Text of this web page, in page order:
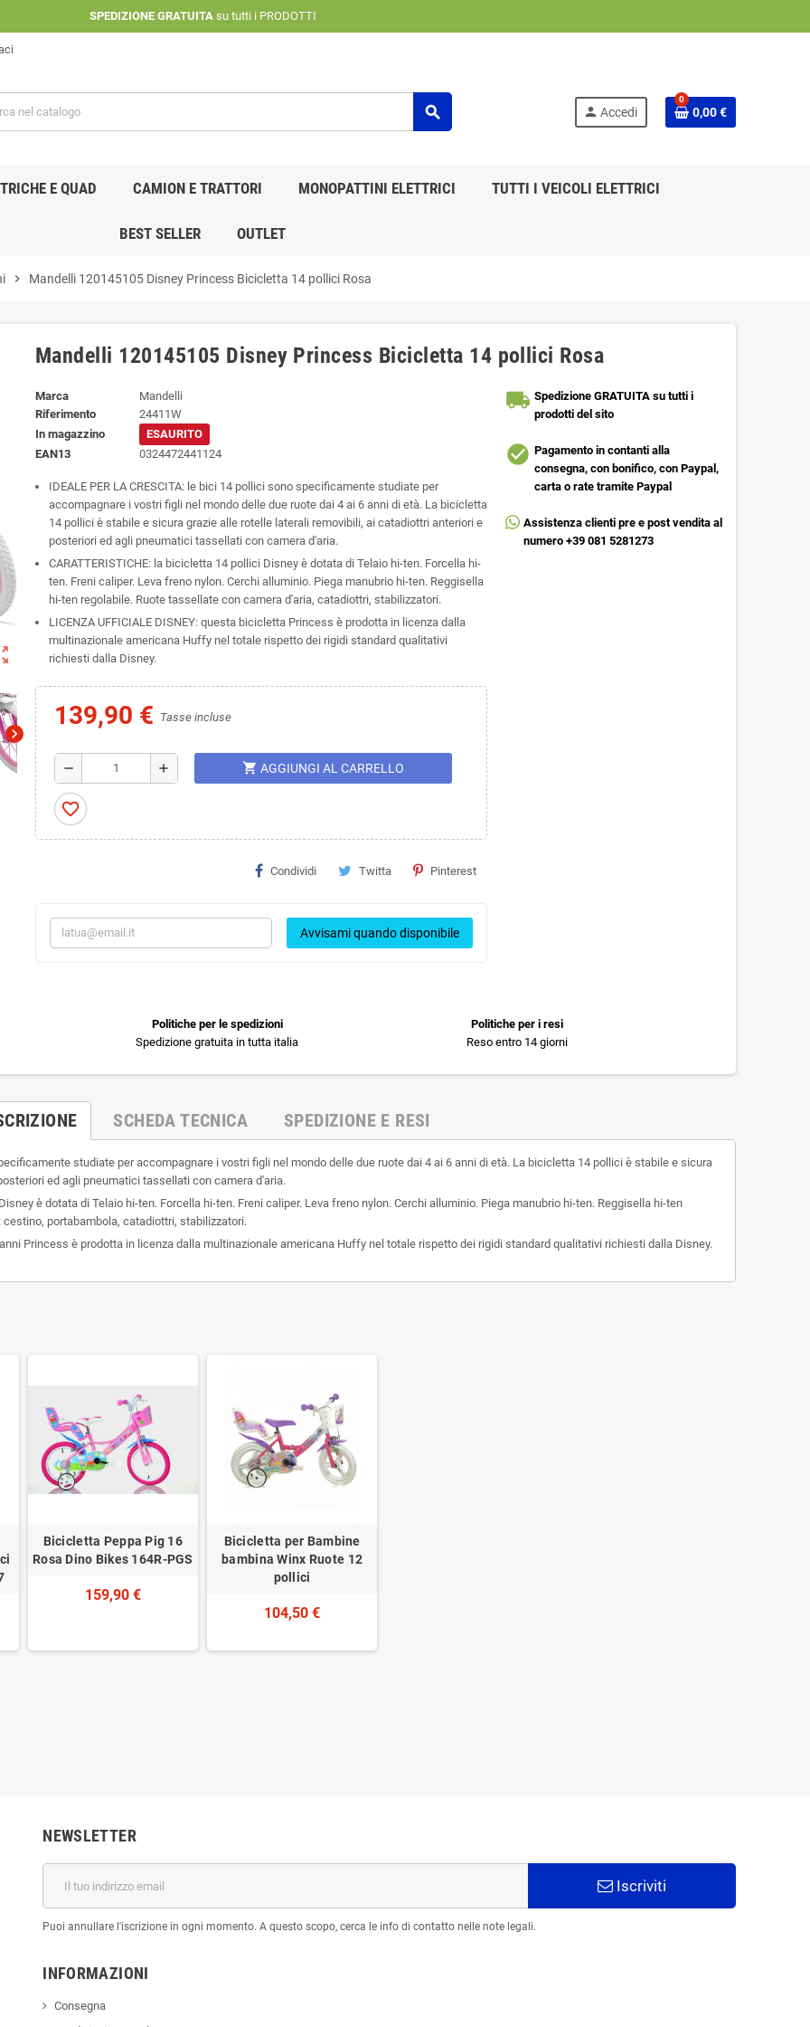
SPEDIZIONE GRATUITAsu tutti i PRODOTTI
search person Accedi
0
0,00 €
E QUAD CAMION E TRATTORI MONOPATTINI ELETTRICI TUTTI I VEICOLI ELETTRICI
BEST SELLER OUTLET
chevron_right Mandelli 120145105 Disney Princess Bicicletta 14 pollici Rosa
chevron_right
Mandelli 120145105 Disney Princess Bicicletta 14 pollici Rosa
Marca
Mandelli
Riferimento
24411W
In magazzino
ESAURITO
EAN13
0324472441124
IDEALE PER LA CRESCITA: le bici 14 pollici sono specificamente studiate per
accompagnare i vostri figli nel mondo delle due ruote dai 4 ai 6 anni di età. La bicicletta
14 pollici è stabile e sicura grazie alle rotelle laterali removibili, ai catadiottri anteriori e
posteriori ed agli pneumatici tassellati con camera d'aria.
CARATTERISTICHE: la bicicletta 14 pollici Disney è dotata di Telaio hi-ten. Forcella hi-
ten. Freni caliper. Leva freno nylon. Cerchi alluminio. Piega manubrio hi-ten. Reggisella
hi-ten regolabile. Ruote tassellate con camera d'aria, catadiottri, stabilizzatori.
LICENZA UFFICIALE DISNEY: questa bicicletta Princess è prodotta in licenza dalla
multinazionale americana Huffy nel totale rispetto dei rigidi standard qualitativi
richiesti dalla Disney.
139,90 € Tasse incluse
remove add shopping_cart AGGIUNGI AL CARRELLO
favorite_border
Condividi Twitta Pinterest
Avvisami quando disponibile
local_shipping Spedizione GRATUITA su tutti i
prodotti del sito
check_circle Pagamento in contanti alla
consegna, con bonifico, con Paypal,
carta o rate tramite Paypal
Assistenza clienti pre e post vendita al
numero +39 081 5281273
Politiche per le spedizioni
Spedizione gratuita in tutta italia
Politiche per i resi
Reso entro 14 giorni
SCHEDA TECNICA SPEDIZIONE E RESI
studiate per accompagnare i vostri figli nel mondo delle due ruote dai 4 ai 6 anni di età. La bicicletta 14 pollici è stabile e sicura
ed agli pneumatici tassellati con camera d'aria.
è dotata di Telaio hi-ten. Forcella hi-ten. Freni caliper. Leva freno nylon. Cerchi alluminio. Piega manubrio hi-ten. Reggisella hi-ten
portabambola, catadiottri, stabilizzatori.
Princess è prodotta in licenza dalla multinazionale americana Huffy nel totale rispetto dei rigidi standard qualitativi richiesti dalla Disney.
Bicicletta Peppa Pig 16
Rosa Dino Bikes 164R-PGS
159,90 €
Bicicletta per Bambine
bambina Winx Ruote 12
pollici
104,50 €
NEWSLETTER
Iscriviti
Puoi annullare l'iscrizione in ogni momento. A questo scopo, cerca le info di contatto nelle note legali.
INFORMAZIONI
Consegna